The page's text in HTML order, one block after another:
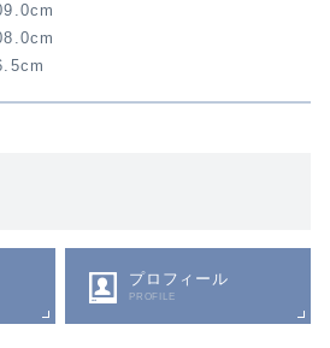
プロフィール
PROFILE